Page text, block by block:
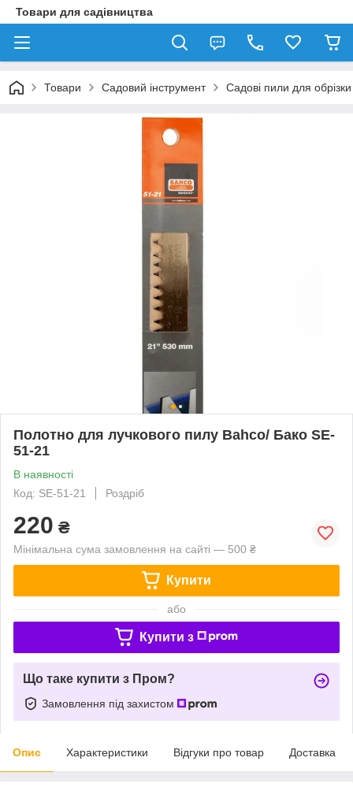
Товари для садівництва
Товари Садовий інструмент Садові пили для обрізки
Полотно для лучкового пилу Bahco/ Бако SE-
51-21
В наявності
Код: SE-51-21
Роздріб
220 ₴
Мінімальна сума замовлення на сайті — 500 ₴
Купити
або
Купити з
Що таке купити з Пром?
Замовлення під захистом
Опис Характеристики Відгуки про товар Доставка